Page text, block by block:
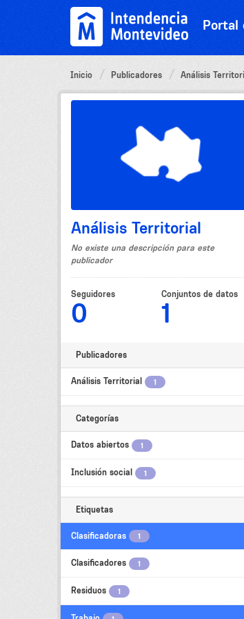
Portal
Inicio Publicadores Análisis
Análisis Territorial
No existe una descripción para este
publicador
Seguidores
0
Conjuntos de datos
1
Publicadores
Análisis Territorial 1
Categorías
Datos abiertos 1
Inclusión social 1
Etiquetas
Clasificadoras 1
Clasificadores 1
Residuos 1